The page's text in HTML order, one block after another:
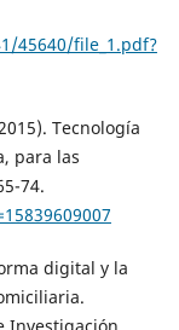
45640/file_1.pdf?
Tecnología
para las
74.
digital y la
Investigación